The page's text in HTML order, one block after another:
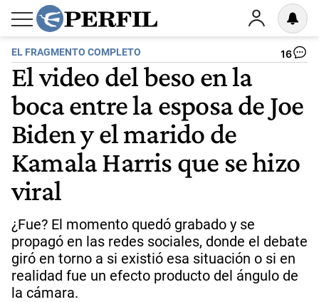
EL FRAGMENTO COMPLETO 16
El video del beso en la
boca entre la esposa de Joe
Biden y el marido de
Kamala Harris que se hizo
viral
¿Fue? El momento quedó grabado y se
propagó en las redes sociales, donde el debate
giró en torno a si existió esa situación o si en
realidad fue un efecto producto del ángulo de
la cámara.